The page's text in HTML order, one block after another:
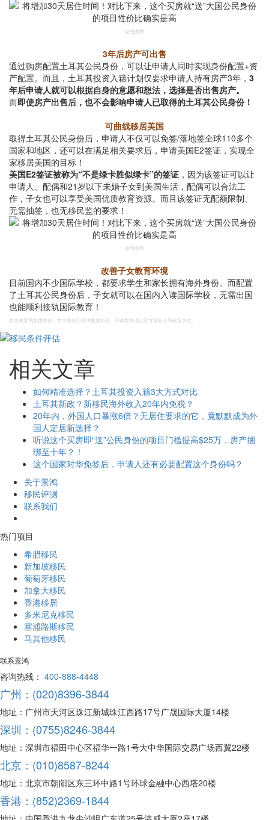
@包图网
3年后房产可出售
通过购房配置土耳其公民身份，可以让申请人同时实现身份配置+资
产配置。而且，土耳其投资入籍计划仅要求申请人持有房产3年， 3
年后申请人就可以根据自身的意愿和想法，选择是否出售房产。
而即使房产出售后，也不会影响申请人已取得的土耳其公民身份！
可曲线移居美国
取得土耳其公民身份后，申请人不仅可以免签/落地签全球110多个
国家和地区，还可以在满足相关要求后，申请美国E2签证，实现全
家移居美国的目标！
美国E2签证被称为“不是绿卡胜似绿卡”的签证 ，因为该签证可以让
申请人、配偶和21岁以下未婚子女到美国生活，配偶可以合法工
作，子女也可以享受美国优质教育资源。而且该签证无配额限制、
无需抽签，也无移民监的要求！
@包图网
改善子女教育环境
目前国内不少国际学校，都要求学生和家长拥有海外身份。而配置
了土耳其公民身份后，子女就可以在国内入读国际学校，无需出国
也能顺利接轨国际教育！
本文由景鸿集团原创，文字版权归景鸿集团所有。申请要求请以官方最新公布政策为准。
相关文章
如何精准选择？土耳其投资入籍3大方式对比
土耳其新政？新移民海外收入20年内免税？
20年内，外国人口暴涨6倍？无居住要求的它，竟默默成为外
国人定居新选择？
听说这个买房即“送”公民身份的项目门槛提高$25万，房产捆
绑至十年？！
这个国家对华免签后，申请人还有必要配置这个身份吗？
关于景鸿
移民评测
联系我们
热门项目
希腊移民
新加坡移民
葡萄牙移民
加拿大移民
香港移居
多米尼克移民
塞浦路斯移民
马其他移民
联系景鸿
咨询热线： 400-888-4448
广州：(020)8396-3844
地址：广州市天河区珠江新城珠江西路17号广晟国际大厦14楼
深圳：(0755)8246-3844
地址：深圳市福田中心区福华一路1号大中华国际交易广场西翼22楼
北京：(010)8587-8244
地址：北京市朝阳区东三环中路1号环球金融中心西塔20楼
香港：(852)2369-1844